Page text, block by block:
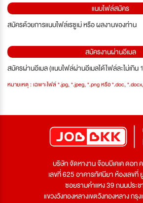
แนบไฟล์สมัคร
สมัครด้วยการแนบไฟล์เรซูเม่ หรือ ผลงานของท่าน
สมัครงานผ่านอีเมล
สมัครผ่านอีเมล (แนบไฟล์ผ่านอีเมลได้ไฟล์ละไม่เกิ
หมายเหตุ : เฉพาะไฟล์ *.jpg, *.jpeg, *.png หรือ *.doc,
บริษัท จัดหางาน จ๊อบบีเคเค ดอท
เลขที่ 625 อาคารทัศนียา ห้องเลขที่
ซอยรามคำแหง 39 ถนนประ
แขวงวังทองหลางเขตวังทองหลาง กรุ